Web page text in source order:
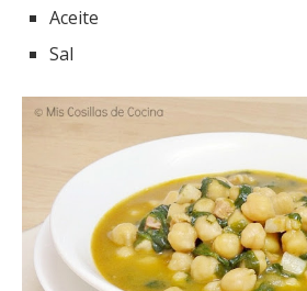
Aceite
Sal